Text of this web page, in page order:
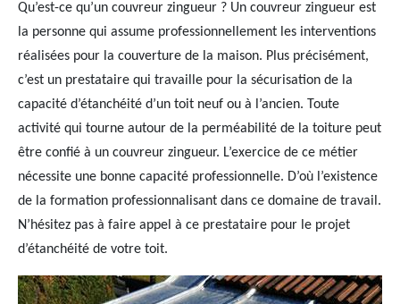
Qu’est-ce qu’un couvreur zingueur ? Un couvreur zingueur est
la personne qui assume professionnellement les interventions
réalisées pour la couverture de la maison. Plus précisément,
c’est un prestataire qui travaille pour la sécurisation de la
capacité d’étanchéité d’un toit neuf ou à l’ancien. Toute
activité qui tourne autour de la perméabilité de la toiture peut
être confié à un couvreur zingueur. L’exercice de ce métier
nécessite une bonne capacité professionnelle. D’où l’existence
de la formation professionnalisant dans ce domaine de travail.
N’hésitez pas à faire appel à ce prestataire pour le projet
d’étanchéité de votre toit.